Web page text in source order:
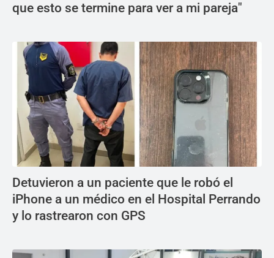
que esto se termine para ver a mi pareja"
Detuvieron a un paciente que le robó el
iPhone a un médico en el Hospital Perrando
y lo rastrearon con GPS